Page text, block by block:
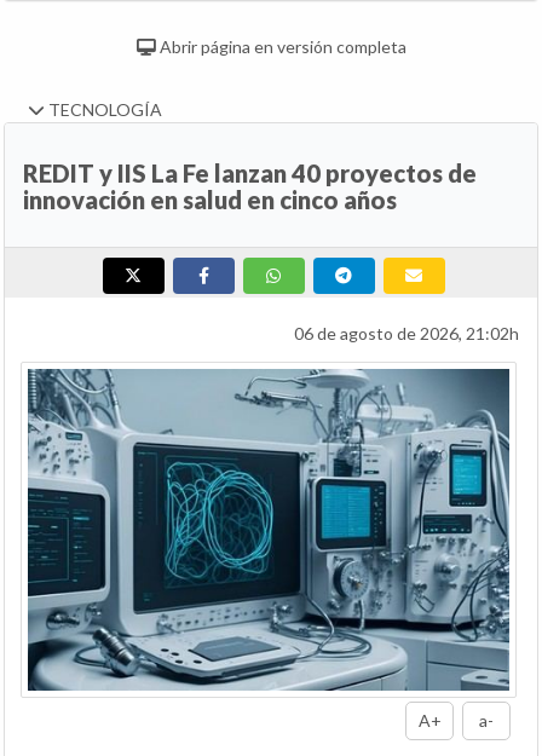
Abrir página en versión completa
TECNOLOGÍA
REDIT y IIS La Fe lanzan 40 proyectos de
innovación en salud en cinco años
06 de agosto de 2026, 21:02h
A+ a-